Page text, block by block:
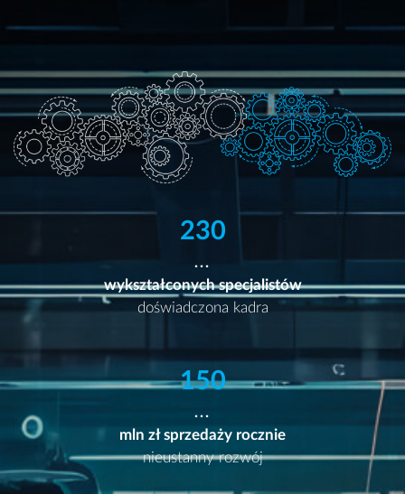
230
wykształconych specjalistów
doświadczona kadra
150
mln zł sprzedaży rocznie
nieustanny rozwój